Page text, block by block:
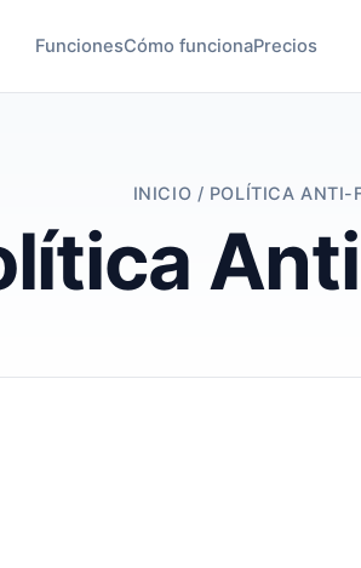
FuncionesCómo funcionaPrecios
INICIO / POLÍTICA ANTI-